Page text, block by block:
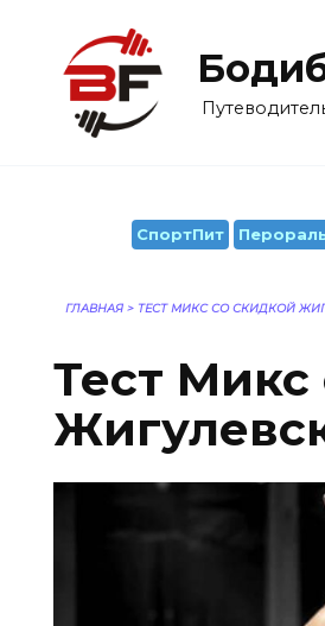
содержанию
СпортПит
ГЛАВНАЯ > ТЕСТ МИКС СО СКИДКОЙ
Тест Микс